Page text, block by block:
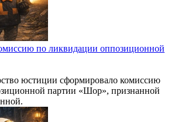
по ликвидации оппозиционной
юстиции сформировало комиссию
партии «Шор», признанной